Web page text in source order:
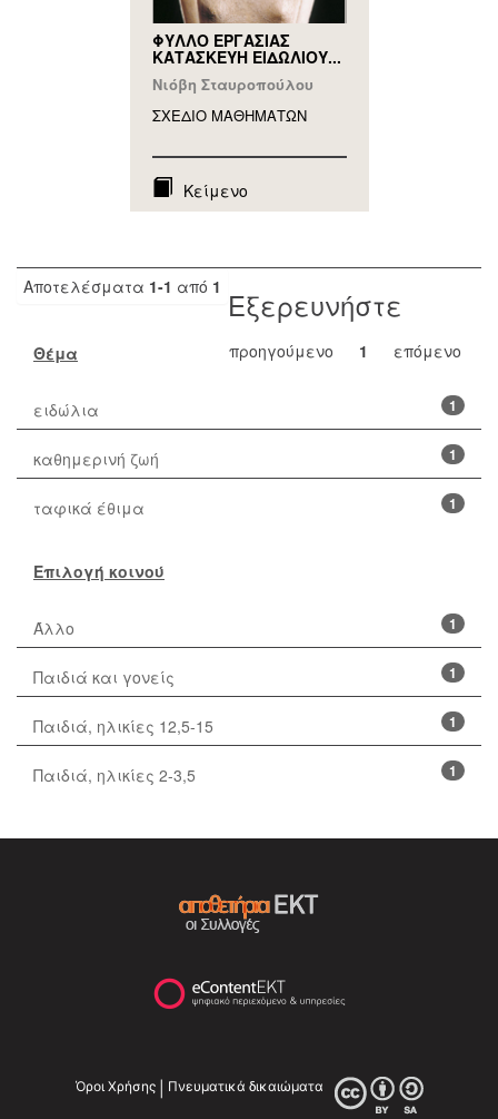
ΦΥΛΛΟ ΕΡΓΑΣΙΑΣ
ΚΑΤΑΣΚΕΥΗ ΕΙΔΩΛΙΟΥ...
Νιόβη Σταυροπούλου
ΣΧΕΔΙΟ ΜΑΘΗΜAΤΩΝ
Κείμενο
Αποτελέσματα 1-1 από 1
προηγούμενο 1 επόμενο
Εξερευνήστε
Θέμα
1
ειδώλια
1
καθημερινή ζωή
1
ταφικά έθιμα
Επιλογή κοινού
1
Άλλο
1
Παιδιά και γονείς
1
Παιδιά, ηλικίες 12,5-15
1
Παιδιά, ηλικίες 2-3,5